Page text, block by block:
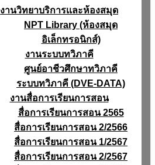
งานวิทยาบริการเเละห้องสมุด
NPT Library (ห้องสมุด
อิเล็กทรอนิกส์)
งานระบบทวิภาคี
ศูนย์อาชีวศึกษาทวิภาคี
ระบบทวิภาคี (DVE-DATA)
งานสื่อการเรียนการสอน
สื่อการเรียนการสอน 2565
สื่อการเรียนการสอน 2/2566
สื่อการเรียนการสอน 1/2567
สื่อการเรียนการสอน 2/2567